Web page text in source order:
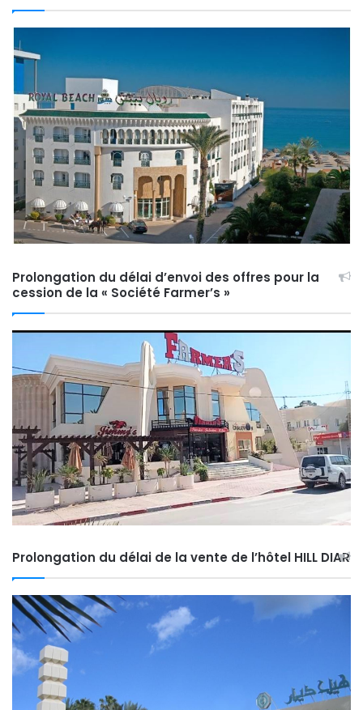
Prolongation du délai d’envoi des offres pour la
cession de la « Société Farmer’s »
Prolongation du délai de la vente de l’hôtel HILL DIAR